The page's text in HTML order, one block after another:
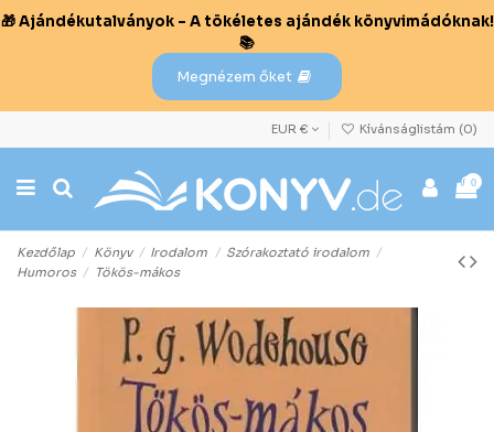
🎁 Ajándékutalványok – A tökéletes ajándék könyvimádóknak!
📚
Megnézem őket
EUR € Kívánságlistám (0)
0
Kezdőlap Könyv Irodalom
Szórakoztató irodalom
Humoros
Tökös-mákos